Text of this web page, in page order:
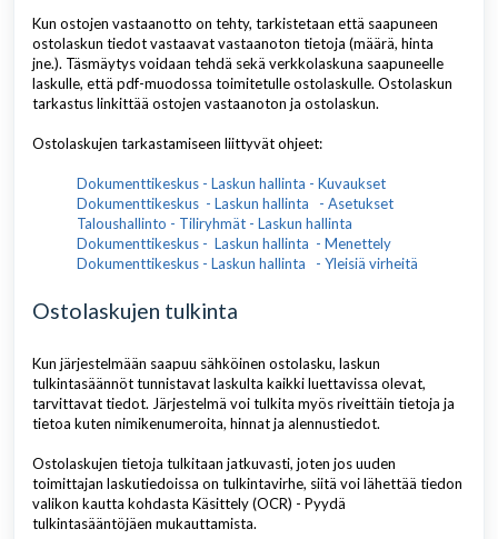
Kun ostojen vastaanotto on tehty, tarkistetaan että saapuneen
ostolaskun tiedot vastaavat vastaanoton tietoja (määrä, hinta
jne.). Täsmäytys voidaan tehdä sekä verkkolaskuna saapuneelle
laskulle, että pdf-muodossa toimitetulle ostolaskulle. Ostolaskun
tarkastus linkittää ostojen vastaanoton ja ostolaskun.
Ostolaskujen tarkastamiseen liittyvät ohjeet:
Dokumenttikeskus - Laskun hallinta - Kuvaukset
Dokumenttikeskus - Laskun hallinta
- Asetukset
Taloushallinto - Tiliryhmät - Laskun hallinta
Dokumenttikeskus - Laskun hallinta - Menettely
Dokumenttikeskus - Laskun hallinta - Yleisiä virheitä
Ostolaskujen tulkinta
Kun järjestelmään saapuu sähköinen ostolasku, laskun
tulkintasäännöt tunnistavat laskulta kaikki luettavissa olevat,
tarvittavat tiedot. Järjestelmä voi tulkita myös riveittäin tietoja ja
tietoa kuten nimikenumeroita, hinnat ja alennustiedot.
Ostolaskujen tietoja tulkitaan jatkuvasti, joten jos uuden
toimittajan laskutiedoissa on tulkintavirhe, siitä voi lähettää tiedon
valikon kautta kohdasta Käsittely (OCR) - Pyydä
tulkintasääntöjäen mukauttamista.